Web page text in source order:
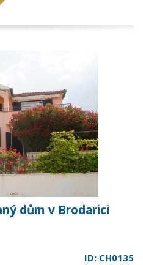
dům v Brodarici
ID: CH0135